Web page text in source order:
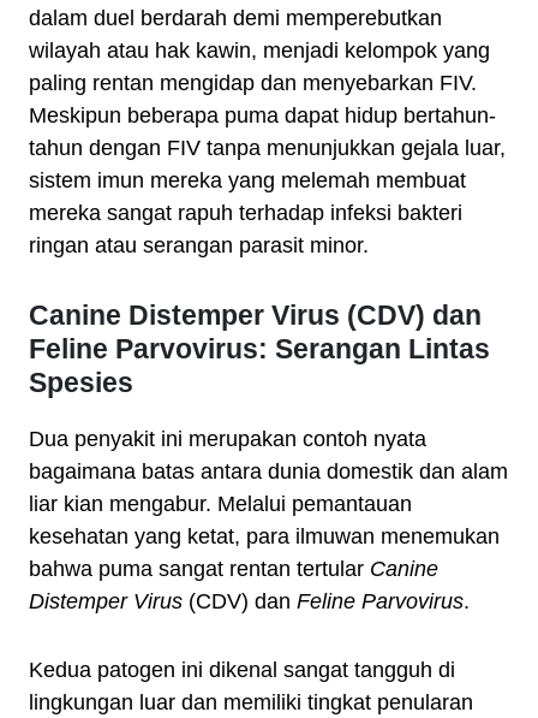
dalam duel berdarah demi memperebutkan
wilayah atau hak kawin, menjadi kelompok yang
paling rentan mengidap dan menyebarkan FIV.
Meskipun beberapa puma dapat hidup bertahun-
tahun dengan FIV tanpa menunjukkan gejala luar,
sistem imun mereka yang melemah membuat
mereka sangat rapuh terhadap infeksi bakteri
ringan atau serangan parasit minor.
Canine Distemper Virus (CDV) dan
Feline Parvovirus: Serangan Lintas
Spesies
Dua penyakit ini merupakan contoh nyata
bagaimana batas antara dunia domestik dan alam
liar kian mengabur. Melalui pemantauan
kesehatan yang ketat, para ilmuwan menemukan
bahwa puma sangat rentan tertular Canine
Distemper Virus (CDV) dan Feline Parvovirus.
Kedua patogen ini dikenal sangat tangguh di
lingkungan luar dan memiliki tingkat penularan